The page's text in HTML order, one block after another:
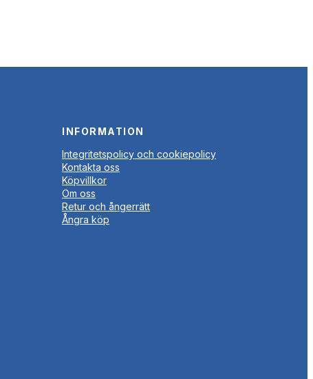
INFORMATION
Integritetspolicy och cookiepolicy
Kontakta oss
Köpvillkor
Om oss
Retur och ångerrätt
Ångra köp